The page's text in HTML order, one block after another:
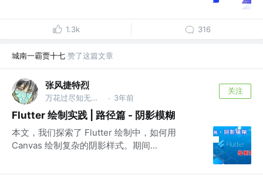
1.3k 316
城南一霸贾十七 赞了这篇文章
张风捷特烈
万花过尽知无物 @编程之王 · 3年前
关注
Flutter 绘制实践 | 路径篇 - 阴影模糊
本文，我们探索了 Flutter 绘制中，如何用
Canvas 绘制复杂的阴影样式。期间...